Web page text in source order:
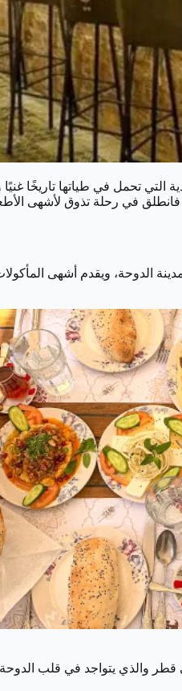
التي تحمل في طياتها تاريخًا
فانطلق في رحلة تذوق لأشهى
ويقدم أشهى المأكولات
والذي يتواجد في قلب الدوحة